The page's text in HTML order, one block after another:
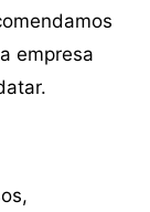
empresa